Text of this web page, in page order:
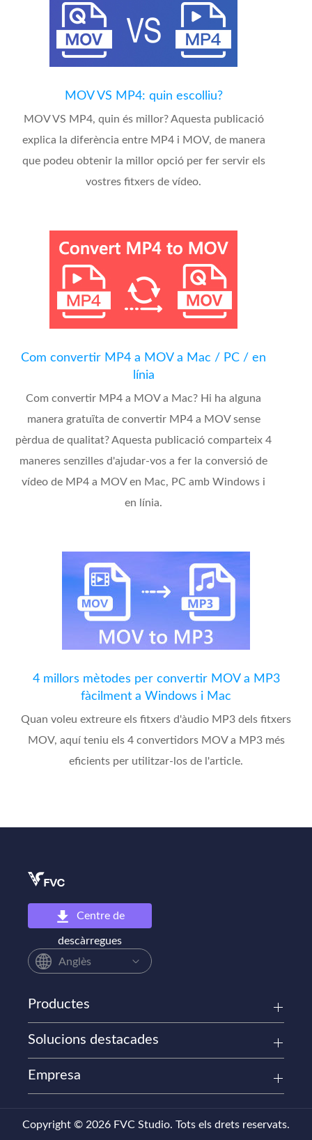
MOV VS MP4: quin escolliu?
MOV VS MP4, quin és millor? Aquesta publicació
explica la diferència entre MP4 i MOV, de manera
que podeu obtenir la millor opció per fer servir els
vostres fitxers de vídeo.
Com convertir MP4 a MOV a Mac / PC / en
línia
Com convertir MP4 a MOV a Mac? Hi ha alguna
manera gratuïta de convertir MP4 a MOV sense
pèrdua de qualitat? Aquesta publicació comparteix 4
maneres senzilles d'ajudar-vos a fer la conversió de
vídeo de MP4 a MOV en Mac, PC amb Windows i
en línia.
4 millors mètodes per convertir MOV a MP3
fàcilment a Windows i Mac
Quan voleu extreure els fitxers d'àudio MP3 dels fitxers
MOV, aquí teniu els 4 convertidors MOV a MP3 més
eficients per utilitzar-los de l'article.
Centre de
descàrregues
Anglès
Productes
Solucions destacades
Empresa
Copyright © 2026 FVC Studio. Tots els drets reservats.